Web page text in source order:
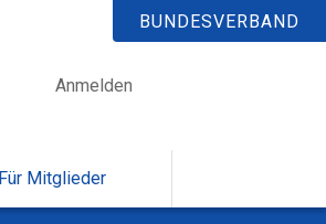
BUNDESVERBAND
Anmelden
Für Mitglieder